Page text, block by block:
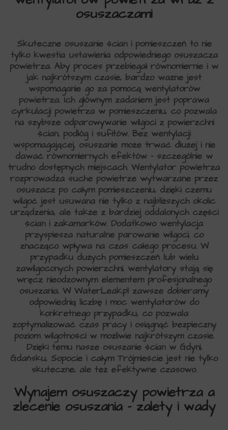
osuszaczami
Skuteczne osuszanie ścian i pomieszczeń to nie
tylko kwestia ustawienia odpowiedniego osuszacza
powietrza. Aby proces przebiegał równomiernie i w
jak najkrótszym czasie, bardzo ważne jest
wspomaganie go za pomocą wentylatorów
powietrza. Ich głównym zadaniem jest poprawa
cyrkulacji powietrza w pomieszczeniu, co pozwala
na szybsze odparowywanie wilgoci z powierzchni
ścian, podłóg i sufitów. Bez wentylacji
wspomagającej, osuszanie może trwać dłużej i nie
dawać rów­nomiernych efektów – szczególnie w
trudno dostępnych miejscach. Wentylator powietrza
rozprowadza suche powietrze wytwarzane przez
osuszacz po całym pomieszczeniu, dzięki czemu
wilgoć jest usuwana nie tylko z najbliższych okolic
urządzenia, ale także z bardziej oddalonych części
ścian i zakamarków. Dodatkowo wentylacja
przyspiesza naturalne parowanie wilgoci, co
znacząco wpływa na czas całego procesu. W
przypadku dużych pomieszczeń lub wielu
zawilgoconych powierzchni, wentylatory stają się
wręcz nieodzownym elementem profesjonalnego
osuszania. W WaterLeak.pl zawsze dobieramy
odpowiednią liczbę i moc wentylatorów do
konkretnego przypadku, co pozwala
zoptymalizować czas pracy i osiągnąć bezpieczny
poziom wilgotności w możliwie najkrótszym czasie.
Dzięki temu nasze osuszanie ścian w Gdyni,
Gdańsku, Sopocie i całym Trójmieście jest nie tylko
skuteczne, ale też efektywne czasowo.
Wynajem osuszaczy powietrza a
zlecenie osuszania – zalety i wady